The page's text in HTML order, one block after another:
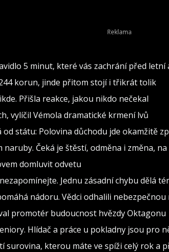
5 minut, které vás zachrání před letní
korun, jinde přitom stojí i třikrát tolik
Přišla reakce, jakou nikdo nečekal
vylíčil Vémola dramatické krmení lvů
státu: Polovina důchodu jde okamžitě
Čeká je štěstí, odměna i změna,
domluvit odvetu
Jednu zásadní chybu dělá
nádoru. Vědci odhalili
promotér budoucnost hvězdy Oktagonu
Hlídač a práce u pokladny jsou pro
surovina, kterou máte ve spíži celý rok a